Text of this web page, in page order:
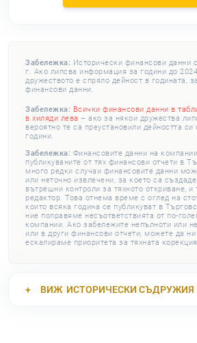
Забележка: Исторически финансови данни
г. Ако липсва информация за години до
дружеството е спряло дейност в годината,
финансови данни.
Забележка: Всички финансови данни в
в хиляди лева – ако за някои дружества
вероятно те са преустановили дейността
години.
Забележка: Финансовите данни на
публикуваните от тях финансови отчети в
много редки случаи финансовите данни
или неточно извлечени, за което са
вътрешни контроли за тяхното откриване, и
редактор. Това отнема време с оглед на
които всяка година се публикуват в
ние поправяме несъответствията от по-
компании. Ако забележите непълноти или
или в други финансови отчети, можете да
ескалираме приоритета за тяхната
ВИЖ ИСТОРИЧЕСКИ СЪДРУЖИЯ